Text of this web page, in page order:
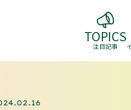
TOPICS
注目記事